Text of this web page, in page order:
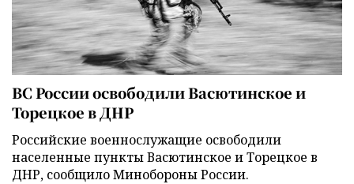
ВС России освободили Васютинское и
Торецкое в ДНР
Российские военнослужащие освободили
населенные пункты Васютинское и Торецкое в
ДНР, сообщило Минобороны России.